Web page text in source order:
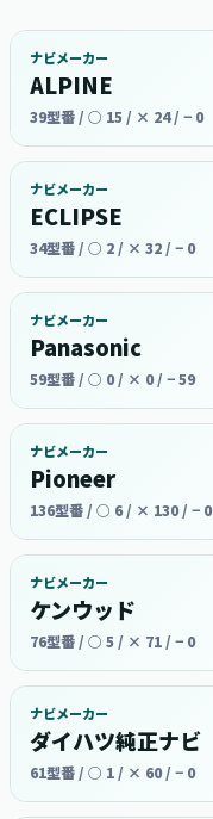
ナビメーカー
ALPINE
39型番 / ○ 15 / × 24 / − 0
ナビメーカー
ECLIPSE
34型番 / ○ 2 / × 32 / − 0
ナビメーカー
Panasonic
59型番 / ○ 0 / × 0 / − 59
ナビメーカー
Pioneer
136型番 / ○ 6 / × 130 / − 0
ナビメーカー
ケンウッド
76型番 / ○ 5 / × 71 / − 0
ナビメーカー
ダイハツ純正ナビ
61型番 / ○ 1 / × 60 / − 0